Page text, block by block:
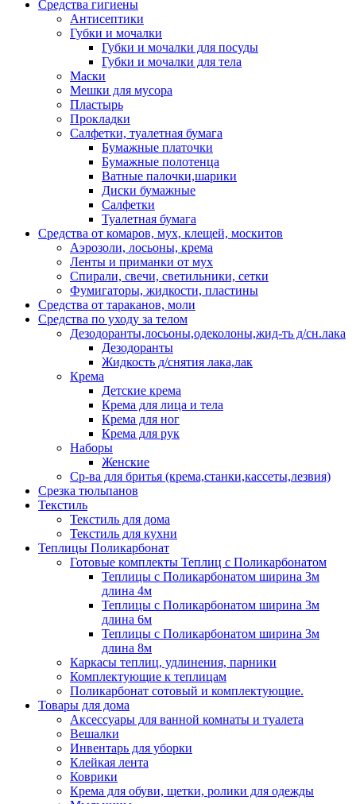
Средства гигиены
Антисептики
Губки и мочалки
Губки и мочалки для посуды
Губки и мочалки для тела
Маски
Мешки для мусора
Пластырь
Прокладки
Салфетки, туалетная бумага
Бумажные платочки
Бумажные полотенца
Ватные палочки,шарики
Диски бумажные
Салфетки
Туалетная бумага
Средства от комаров, мух, клещей, москитов
Аэрозоли, лосьоны, крема
Ленты и приманки от мух
Спирали, свечи, светильники, сетки
Фумигаторы, жидкости, пластины
Средства от тараканов, моли
Средства по уходу за телом
Дезодоранты,лосьоны,одеколоны,жид-ть д/сн.лака
Дезодоранты
Жидкость д/снятия лака,лак
Крема
Детские крема
Крема для лица и тела
Крема для ног
Крема для рук
Наборы
Женские
Ср-ва для бритья (крема,станки,кассеты,лезвия)
Срезка тюльпанов
Текстиль
Текстиль для дома
Текстиль для кухни
Теплицы Поликарбонат
Готовые комплекты Теплиц с Поликарбонатом
Теплицы с Поликарбонатом ширина 3м
длина 4м
Теплицы с Поликарбонатом ширина 3м
длина 6м
Теплицы с Поликарбонатом ширина 3м
длина 8м
Каркасы теплиц, удлинения, парники
Комплектующие к теплицам
Поликарбонат сотовый и комплектующие.
Товары для дома
Аксессуары для ванной комнаты и туалета
Вешалки
Инвентарь для уборки
Клейкая лента
Коврики
Крема для обуви, щетки, ролики для одежды